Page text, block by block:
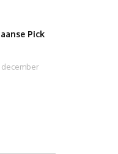
Pick
december